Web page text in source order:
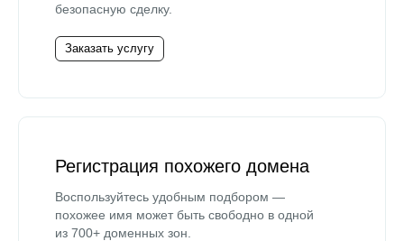
безопасную сделку.
Заказать услугу
Регистрация похожего домена
Воспользуйтесь удобным подбором —
похожее имя может быть свободно в одной
из 700+ доменных зон.